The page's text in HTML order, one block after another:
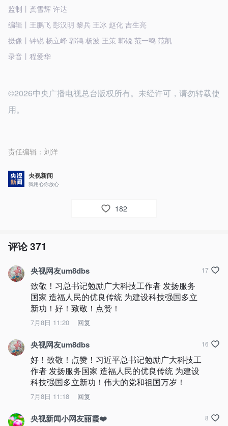
监制丨龚雪辉 许达
编辑丨王鹏飞 彭汉明 黎兵 王冰 赵化 吉生亮
摄像丨钟锐 杨立峰 郭鸿 杨波 王策 韩锐 范一鸣 范凯
录音丨程爱华
©2026中央广播电视总台版权所有。未经许可，请勿转载使
用。
责任编辑： 刘洋
央视新闻
我用心你放心
182
评论371
央视网友um8dbs
致敬！习总书记勉励广大科技工作者 发扬服务
国家 造福人民的优良传统 为建设科技强国多立
新功！好！致敬！点赞！
7月8日 11:20 回复
17
央视网友um8dbs
好！致敬！点赞！习近平总书记勉励广大科技工
作者 发扬服务国家 造福人民的优良传统 为建设
科技强国多立新功！伟大的党和祖国万岁！
7月8日 11:18 回复
16
央视新闻小网友丽霞❤️ 8